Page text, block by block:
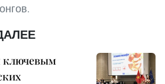
ключевым